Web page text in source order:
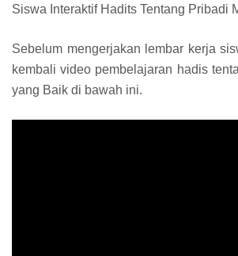
Siswa Interaktif Hadits Tentang Pribadi
Sebelum mengerjakan lembar kerja
kembali video pembelajaran hadis
yang Baik di bawah ini.